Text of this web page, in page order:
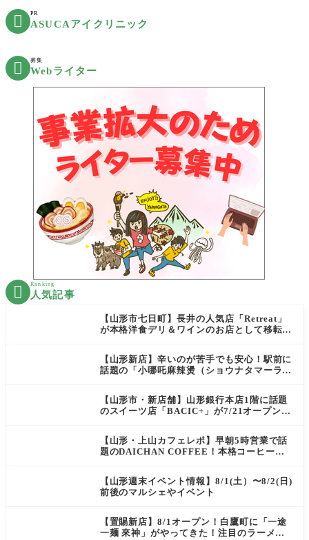
 PR
ASUCAアイクリニック
 募集
Webライター
 Ranking
人気記事
【山形市七日町】長井の人気店「Retreat」
が本格洋食デリ＆ワインのお店として移転オ
【山形新店】辛いのが苦手でも安心！駅前に
話題の「小哪吒麻辣燙（ショウナタマーラー
【山形市・新店舗】山形銀行本店1階に話題
のスイーツ店「BACIC+」が7/21オープン！
【山形・上山カフェレポ】早朝5時営業で話
題のDAICHAN COFFEE！本格コーヒーを
【山形週末イベント情報】8/1(土）〜8/2(日)
前後のマルシェやイベント
【置賜新店】8/1オープン！白鷹町に「一途
一麺 來神」がやってきた！注目のラーメン